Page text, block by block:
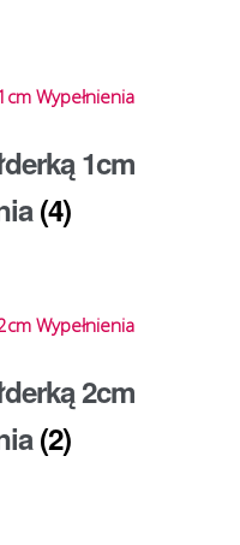
1cm
(4)
2cm
(2)